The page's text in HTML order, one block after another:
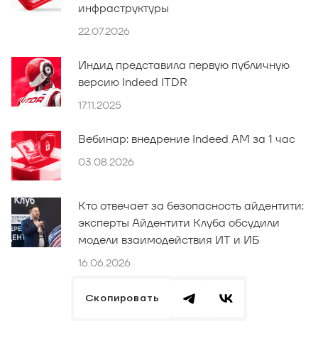
инфраструктуры
22.07.2026
Индид представила первую публичную
версию Indeed ITDR
17.11.2025
Вебинар: внедрение Indeed AM за 1 час
03.08.2026
Кто отвечает за безопасность айдентити:
эксперты Айдентити Клуба обсудили
модели взаимодействия ИТ и ИБ
16.06.2026
Скопировать